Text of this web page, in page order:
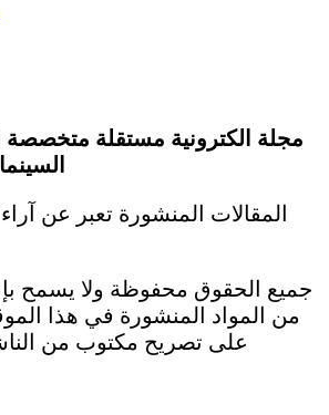
مجلة الكترونية مستقلة
المقالات المنشورة تعبر عن آراء
جميع الحقوق محفوظة ولا يسمح
من المواد المنشورة في هذا
على تصريح مكتوب من